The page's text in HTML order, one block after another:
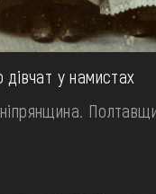
у намистах